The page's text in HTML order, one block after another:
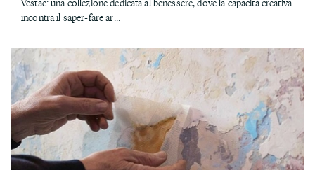
incontra il saper-fare ar...